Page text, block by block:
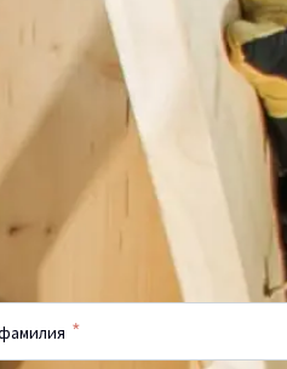
ли да
търсената
ли да научите повече?
Вашето
с Вас
*